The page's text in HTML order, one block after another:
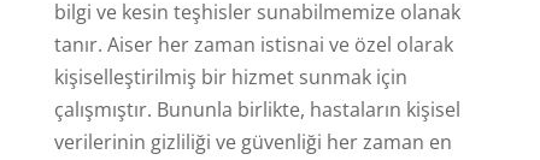
bilgi ve kesin teşhisler sunabilmemize olanak
tanır. Aiser her zaman istisnai ve özel olarak
kişiselleştirilmiş bir hizmet sunmak için
çalışmıştır. Bununla birlikte, hastaların kişisel
verilerinin gizliliği ve güvenliği her zaman en